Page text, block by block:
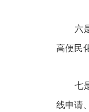
六是
高便民
七是
线申请